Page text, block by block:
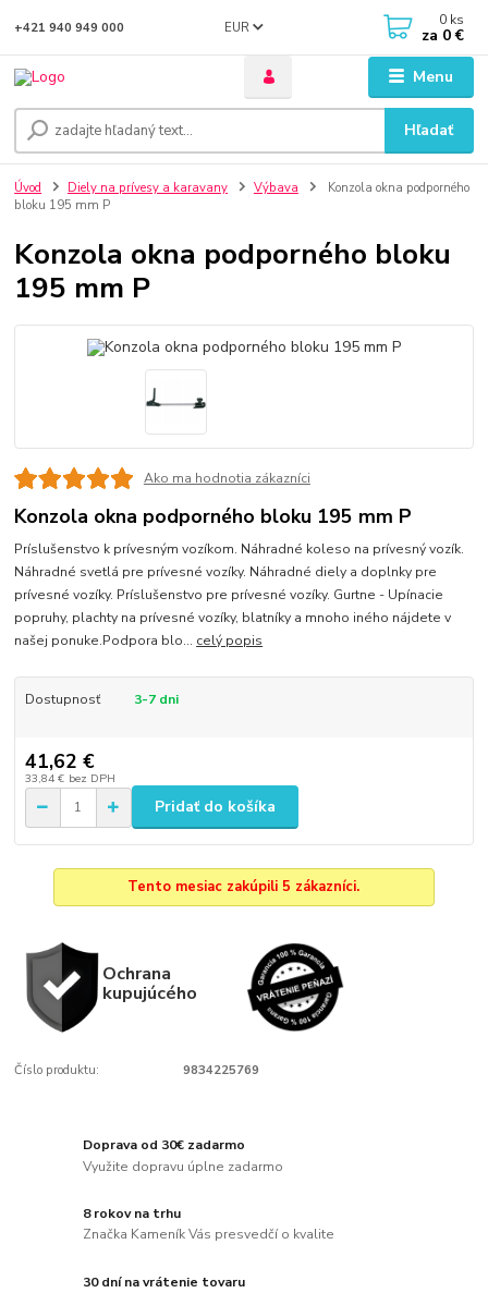
Menu
EUR
Hľadať
+421 940 949 000 0 ks
za 0 €
Úvod Diely na prívesy a karavany Výbava
Konzola okna podporného
bloku 195 mm P
Konzola okna podporného bloku
195 mm P
Ako ma hodnotia zákazníci
Konzola okna podporného bloku 195 mm P
Príslušenstvo k prívesným vozíkom. Náhradné koleso na prívesný vozík.
Náhradné svetlá pre prívesné vozíky. Náhradné diely a doplnky pre
prívesné vozíky. Príslušenstvo pre prívesné vozíky. Gurtne - Upínacie
popruhy, plachty na prívesné vozíky, blatníky a mnoho iného nájdete v
našej ponuke.Podpora blo... celý popis
Dostupnosť 3-7 dni
41,62 €
33,84 € bez DPH
Pridať do košíka
Tento mesiac zakúpili 5 zákazníci.
Ochrana
kupujúcého
Číslo produktu: 9834225769
Doprava od 30€ zadarmo
Využite dopravu úplne zadarmo
8 rokov na trhu
Značka Kameník Vás presvedčí o kvalite
30 dní na vrátenie tovaru